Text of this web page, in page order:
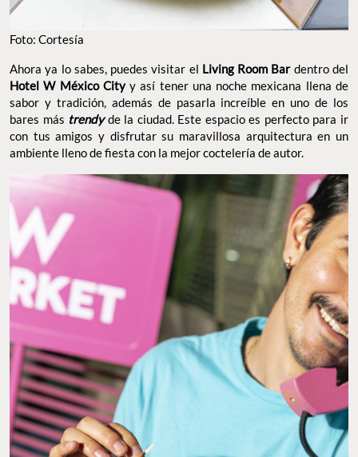
Foto: Cortesía
Ahora ya lo sabes, puedes visitar el Living Room Bar dentro del
Hotel W México Cityy así tener una noche mexicana llena de
sabor y tradición, además de pasarla increíble en uno de los
bares más trendyde la ciudad. Este espacio es perfecto para ir
con tus amigos y disfrutar su maravillosa arquitectura en un
ambiente lleno de fiesta con la mejor coctelería de autor.